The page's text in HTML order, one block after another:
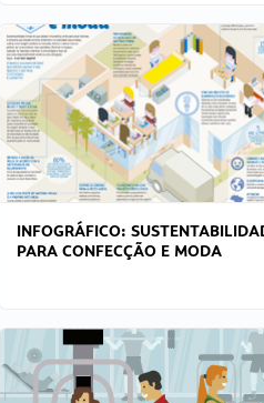
INFOGRÁFICO:
PARA CONFECÇÃO E MODA